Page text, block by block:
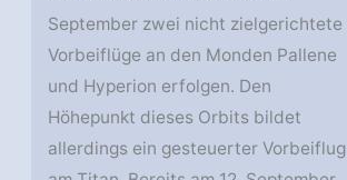
September zwei nicht zielgerichtete
Vorbeiflüge an den Monden Pallene
und Hyperion erfolgen. Den
Höhepunkt dieses Orbits bildet
allerdings ein gesteuerter Vorbeiflug